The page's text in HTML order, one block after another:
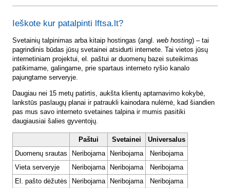
Ieškote kur patalpinti lftsa.lt?
Svetainių talpinimas arba kitaip hostingas (angl. web hosting) – tai
pagrindinis būdas jūsų svetainei atsidurti internete. Tai vietos jūsų
internetiniam projektui, el. paštui ar duomenų bazei suteikimas
patikimame, galingame, prie spartaus interneto ryšio kanalo
pajungtame serveryje.
Daugiau nei 15 metų patirtis, aukšta klientų aptarnavimo kokybė,
lankstūs paslaugų planai ir patraukli kainodara nulėmė, kad šiandien
pas mus savo interneto svetaines talpina ir mumis pasitiki
daugiausiai šalies gyventojų.
Paštui Svetainei
Universalus
Duomenų srautas
Neribojama Neribojama
Neribojama
Vieta serveryje
Neribojama Neribojama
Neribojama
El. pašto dėžutės
Neribojama Neribojama
Neribojama